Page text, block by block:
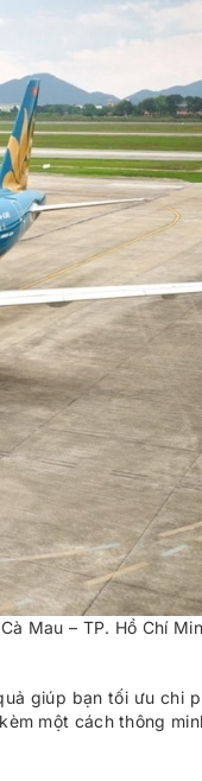
Mau – TP. Hồ Chí
giúp bạn tối ưu chi
một cách thông